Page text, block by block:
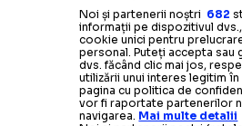
Noi și partenerii noștri 682
informații pe dispozitivul
cookie unici pentru
personal. Puteți accepta sau
dvs. făcând clic mai jos,
utilizării unui interes legitim
pagina cu politica de
vor fi raportate partenerilor
navigarea. Mai multe detalii